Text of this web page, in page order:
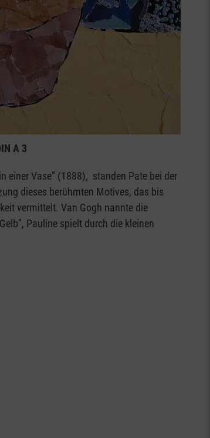
A 3
einer Vase” (1888), standen Pate bei der
dieses berühmten Motives, das bis
vermittelt. Van Gogh nannte die
Pauline spielt durch die kleinen